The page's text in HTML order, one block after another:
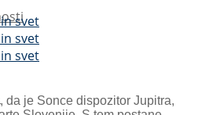
da je Sonce dispozitor Jupitra,